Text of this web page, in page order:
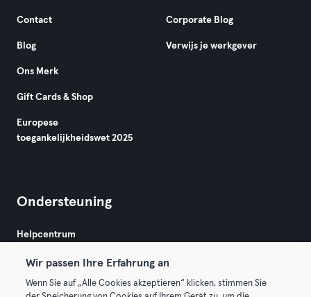
Contact
Blog
Ons Merk
Gift Cards & Shop
Europese
toegankelijkheidswet 2025
Corporate Blog
Verwijs je werkgever
Ondersteuning
Helpcentrum
Wir passen Ihre Erfahrung an
Wenn Sie auf „Alle Cookies akzeptieren“ klicken, stimmen Sie